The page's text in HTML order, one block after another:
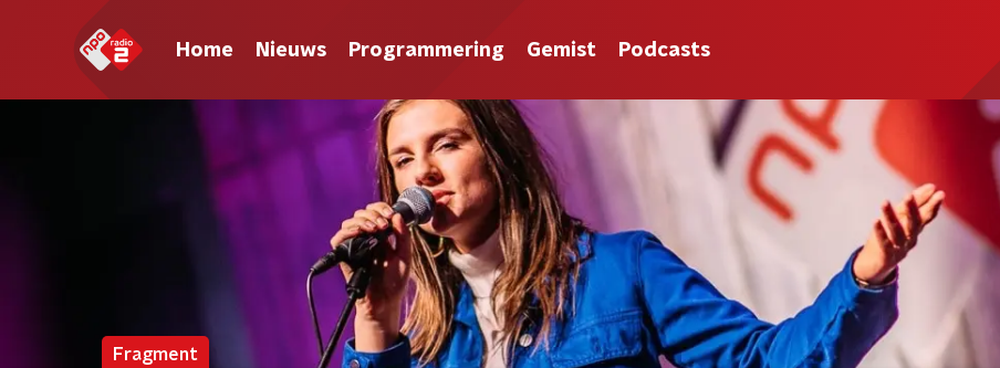
Home Nieuws Programmering Gemist Podcasts
Fragment